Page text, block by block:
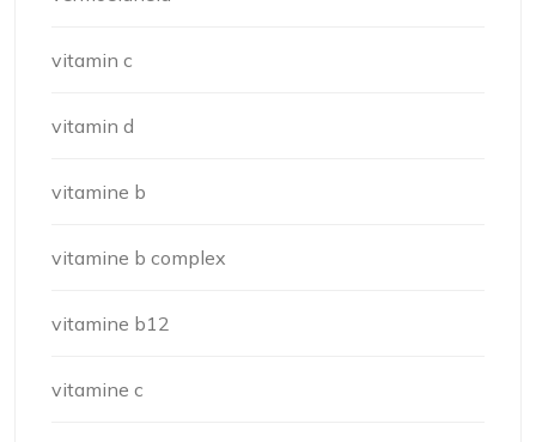
vitamin c
vitamin d
vitamine b
vitamine b complex
vitamine b12
vitamine c